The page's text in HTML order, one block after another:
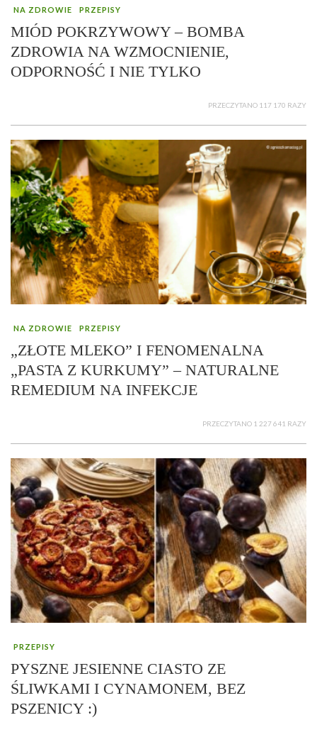
NA ZDROWIE PRZEPISY
MIÓD POKRZYWOWY – BOMBA
ZDROWIA NA WZMOCNIENIE,
ODPORNOŚĆ I NIE TYLKO
PRZECZYTANO 117 170 RAZY
NA ZDROWIE PRZEPISY
„ZŁOTE MLEKO” I FENOMENALNA
„PASTA Z KURKUMY” – NATURALNE
REMEDIUM NA INFEKCJE
PRZECZYTANO 1 227 641 RAZY
PRZEPISY
PYSZNE JESIENNE CIASTO ZE
ŚLIWKAMI I CYNAMONEM, BEZ
PSZENICY :)